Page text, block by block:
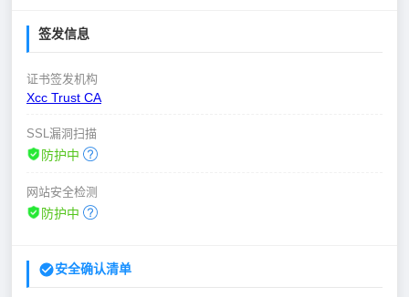
签发信息
证书签发机构
Xcc Trust CA
SSL漏洞扫描
防护中
网站安全检测
防护中
安全确认清单